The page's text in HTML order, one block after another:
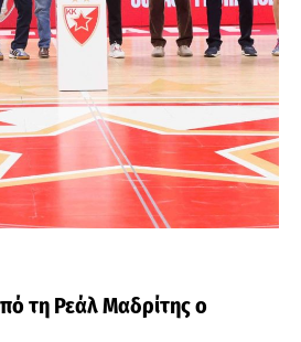
τη Ρεάλ Μαδρίτης ο